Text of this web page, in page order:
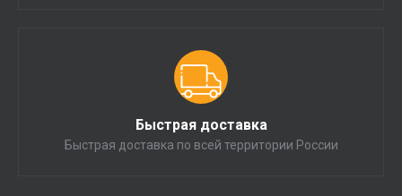
Быстрая доставка
Быстрая доставка по всей территории России